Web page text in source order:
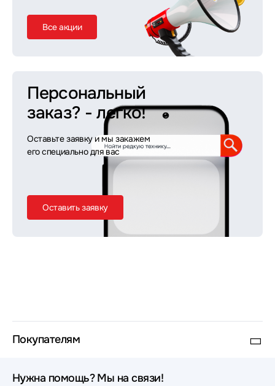
Все акции
Персональный
заказ? - легко!
Оставьте заявку и мы закажем
его специально для вас
Оставить заявку
Покупателям
Нужна помощь? Мы на связи!